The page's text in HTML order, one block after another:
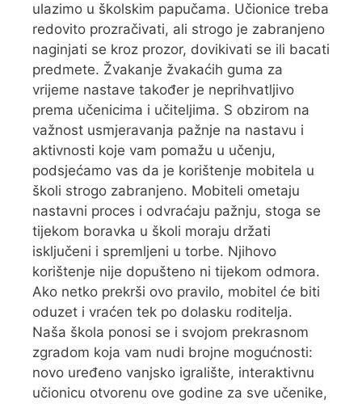
ulazimo u školskim papučama. Učionice treba
redovito prozračivati, ali strogo je zabranjeno
naginjati se kroz prozor, dovikivati se ili bacati
predmete. Žvakanje žvakaćih guma za
vrijeme nastave također je neprihvatljivo
prema učenicima i učiteljima. S obzirom na
važnost usmjeravanja pažnje na nastavu i
aktivnosti koje vam pomažu u učenju,
podsjećamo vas da je korištenje mobitela u
školi strogo zabranjeno. Mobiteli ometaju
nastavni proces i odvraćaju pažnju, stoga se
tijekom boravka u školi moraju držati
isključeni i spremljeni u torbe. Njihovo
korištenje nije dopušteno ni tijekom odmora.
Ako netko prekrši ovo pravilo, mobitel će biti
oduzet i vraćen tek po dolasku roditelja.
Naša škola ponosi se i svojom prekrasnom
zgradom koja vam nudi brojne mogućnosti:
novo uređeno vanjsko igralište, interaktivnu
učionicu otvorenu ove godine za sve učenike,